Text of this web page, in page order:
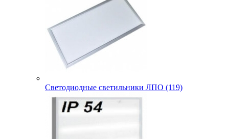
Светодиодные светильники ЛПО (119)